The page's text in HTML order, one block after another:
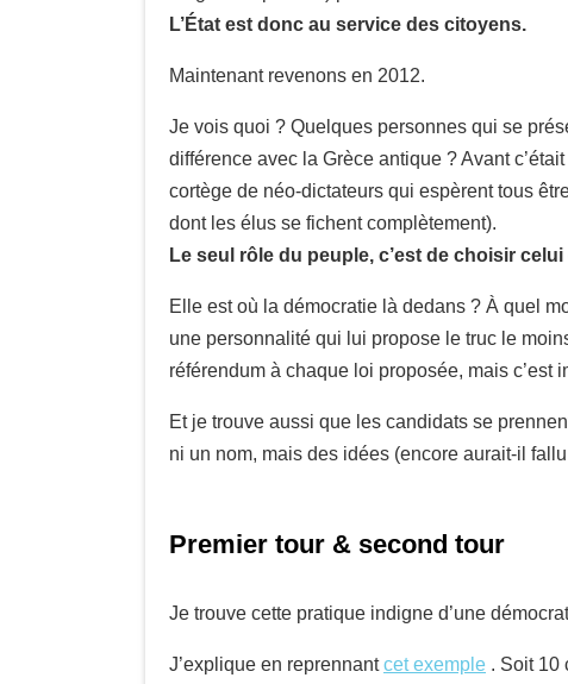
L’État est donc au service des citoyens.
Maintenant revenons en 2012.
Je vois quoi ? Quelques personnes qui se
différence avec la Grèce antique ? Avant
cortège de néo-dictateurs qui espèrent tous
dont les élus se fichent complètement).
Le seul rôle du peuple, c’est de choisir
Elle est où la démocratie là dedans ? À quel
une personnalité qui lui propose le truc le
référendum à chaque loi proposée, mais
Et je trouve aussi que les candidats se
ni un nom, mais des idées (encore aurait-il
Premier tour & second tour
Je trouve cette pratique indigne d’une
J’explique en reprennantcet exemple . Soit 10